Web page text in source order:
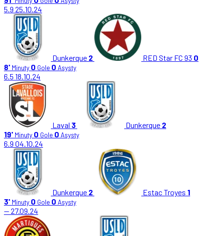
5.9 25.10.24
Dunkerque 2 RED Star FC 93 0
8' Minuty 0 Gole 0 Asysty
6.5 18.10.24
Laval 3 Dunkerque 2
19' Minuty 0 Gole 0 Asysty
6.9 04.10.24
Dunkerque 2 Estac Troyes 1
3' Minuty 0 Gole 0 Asysty
—27.09.24